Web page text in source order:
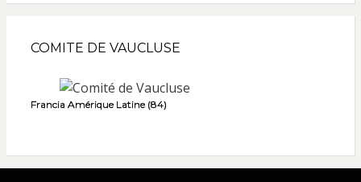
COMITE DE VAUCLUSE
Francia Amérique Latine (84)